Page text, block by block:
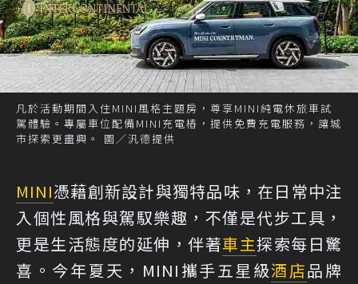
凡於活動期間入住MINI風格主題房，尊享MINI純電休旅車試
駕體驗。專屬車位配備MINI充電樁，提供免費充電服務，讓城
市探索更盡興。 圖／汎德提供
MINI憑藉創新設計與獨特品味，在日常中注
入個性風格與駕馭樂趣，不僅是代步工具，
更是生活態度的延伸，伴著車主探索每日驚
喜。今年夏天，MINI攜手五星級酒店品牌